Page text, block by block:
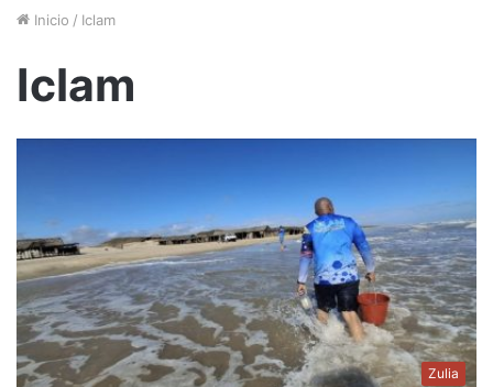
Inicio / Iclam
Iclam
Zulia